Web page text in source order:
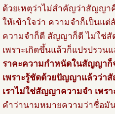
ด้วยเหตุว่าไม่สำคัญว่าสัญญา
ให้เข้าใจว่า ความจำก็เป็น
ความจำก็ดี สัญญาก็ดี ไม่ใช่สั
เพราะเกิดขึ้นแล้วก็แปรปรวน
ราคะความกำหนัดในสัญญาก็
เพราะรู้ชัดด้วยปัญญาแล้วว่า
เราไม่ใช่สัญญาความจำ เพร
คำว่านามหมายความว่าชื่อมั